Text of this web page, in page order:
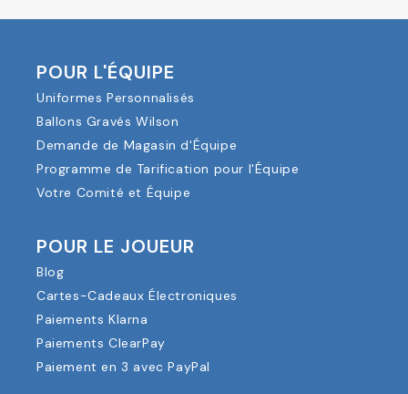
POUR L'ÉQUIPE
Uniformes Personnalisés
Ballons Gravés Wilson
Demande de Magasin d'Équipe
Programme de Tarification pour l'Équipe
Votre Comité et Équipe
POUR LE JOUEUR
Blog
Cartes-Cadeaux Électroniques
Paiements Klarna
Paiements ClearPay
Paiement en 3 avec PayPal